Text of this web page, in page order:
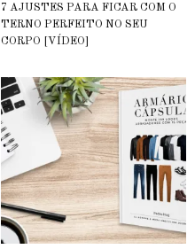
7 AJUSTES PARA FICAR COM O
TERNO PERFEITO NO SEU
CORPO [VÍDEO]